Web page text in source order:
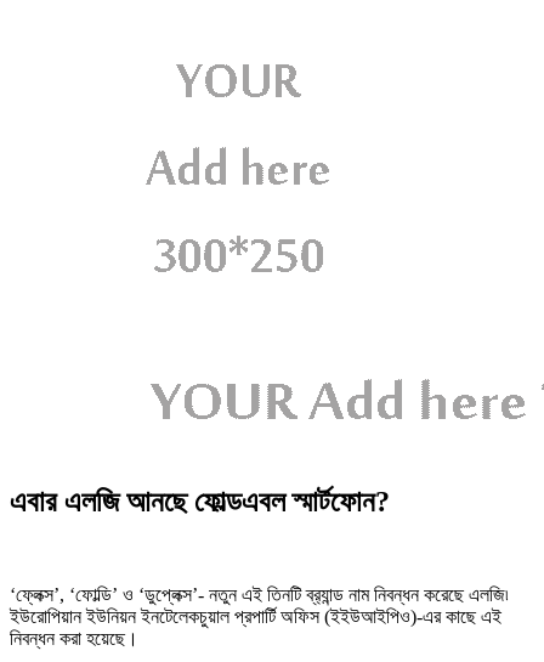
এবার এলজি আনছে ফোল্ডএবল স্মার্টফোন?
‘ফ্লেক্স’, ‘ফোল্ডি’ ও ‘ডুপ্লেক্স’- নতুন এই তিনটি ব্র‍্যান্ড নাম নিবন্ধন করেছে এলজি৷
ইউরোপিয়ান ইউনিয়ন ইনটেলেকচুয়াল প্রপার্টি অফিস (ইইউআইপিও)-এর কাছে এই
নিবন্ধন করা হয়েছে।